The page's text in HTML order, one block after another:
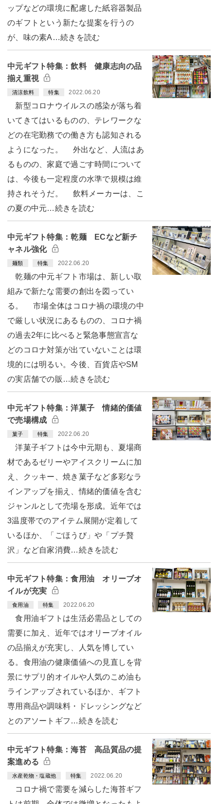
ップなどの環境に配慮した紙容器製品
のギフトという新たな提案を行うの
が、味の素A…続きを読む
中元ギフト特集：飲料 健康志向の品
揃え重視
清涼飲料 特集 2022.06.20
新型コロナウイルスの感染が落ち着
いてきてはいるものの、テレワークな
どの在宅勤務での働き方も認知される
ようになった。 外出など、人流はあ
るものの、家庭で過ごす時間について
は、今後も一定程度の水準で規模は維
持されそうだ。 飲料メーカーは、こ
の夏の中元…続きを読む
中元ギフト特集：乾麺 ECなど新チ
ャネル強化
麺類 特集 2022.06.20
乾麺の中元ギフト市場は、新しい取
組みで新たな需要の創出を図ってい
る。 市場全体はコロナ禍の環境の中
で厳しい状況にあるものの、コロナ禍
の過去2年に比べると緊急事態宣言な
どのコロナ対策が出ていないことは環
境的には明るい。今後、百貨店やSM
の実店舗での販…続きを読む
中元ギフト特集：洋菓子 情緒的価値
で売場構成
菓子 特集 2022.06.20
洋菓子ギフトは今中元期も、夏場商
材であるゼリーやアイスクリームに加
え、クッキー、焼き菓子など多彩なラ
インアップを揃え、情緒的価値を含む
ジャンルとして売場を形成。近年では
3温度帯でのアイテム展開が定着して
いるほか、「ごほうび」や「プチ贅
沢」など自家消費…続きを読む
中元ギフト特集：食用油 オリーブオ
イルが充実
食用油 特集 2022.06.20
食用油ギフトは生活必需品としての
需要に加え、近年ではオリーブオイル
の品揃えが充実し、人気を博してい
る。食用油の健康価値への見直しを背
景にサプリ的オイルや人気のこめ油も
ラインアップされているほか、ギフト
専用商品や調味料・ドレッシングなど
とのアソートギフ…続きを読む
中元ギフト特集：海苔 高品質品の提
案進める
水産乾物・塩蔵他 特集 2022.06.20
コロナ禍で需要を減らした海苔ギフ